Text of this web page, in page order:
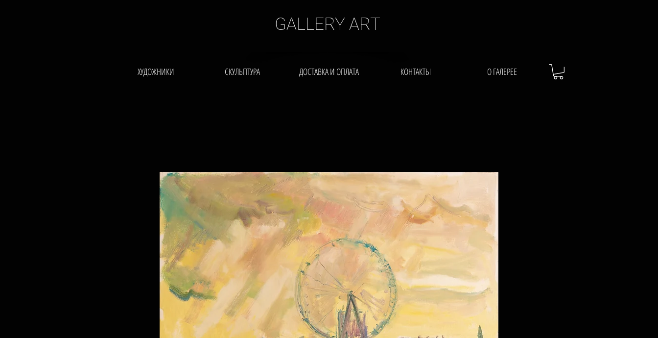
GALLERY ART
О ГАЛЕРЕЕ
КОНТАКТЫ
ДОСТАВКА И ОПЛАТА
СКУЛЬПТУРА
ХУДОЖНИКИ